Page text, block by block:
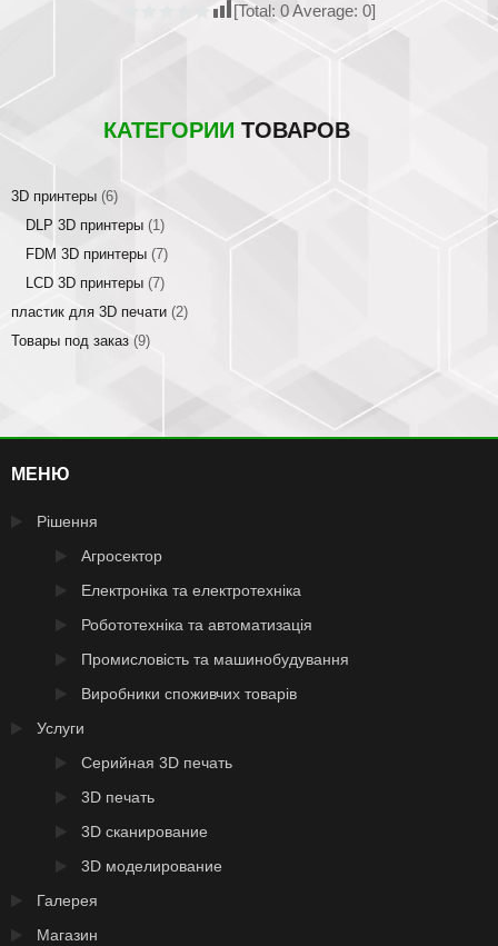
[Total: 0Average: 0]
КАТЕГОРИИ ТОВАРОВ
3D принтеры (6)
DLP 3D принтеры (1)
FDM 3D принтеры (7)
LCD 3D принтеры (7)
пластик для 3D печати (2)
Товары под заказ (9)
МЕНЮ
Рішення
Агросектор
Електроніка та електротехніка
Робототехніка та автоматизація
Промисловість та машинобудування
Виробники споживчих товарів
Услуги
Серийная 3D печать
3D печать
3D сканирование
3D моделирование
Галерея
Магазин